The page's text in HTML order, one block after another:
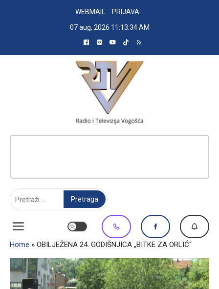
WEBMAIL
PRIJAVA
07 aug, 2026 11:13:35 AM
Home » OBILJEŽENA 24. GODIŠNJICA „BITKE ZA ORLIĆ“